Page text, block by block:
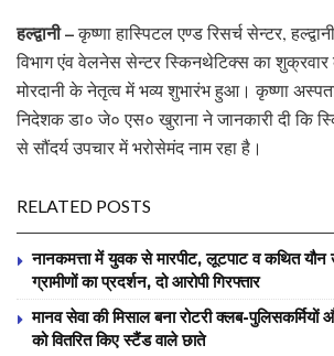
हल्द्वानी –कृष्णा हास्पिटल एण्ड रिसर्च सेन्टर,
विभाग एंव वेलनेस सेन्टर स्किनथेटिक्स का शुक्रवार
मोरदानी के नेतृत्व में भव्य शुभारंभ हुआ। कृष्णा
निदेशक डा० जे० एस० खुराना ने जानकारी दी कि
से सौंदर्य उपचार में भरोसेमंद नाम रहा है।
RELATED POSTS
नानकमत्ता में युवक से मारपीट, लूटपाट व कथित यौन
ग्रामीणों का प्रदर्शन, दो आरोपी गिरफ्तार
मानव सेवा की मिसाल बना रोटरी क्लब-पुलिसकर्मियों
को वितरित किए स्टैंड वाले छाते